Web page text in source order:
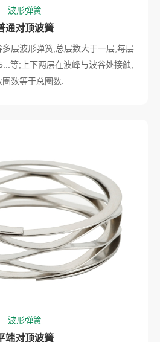
波形弹簧
通对顶波簧
层波形弹簧,总层数大于一层,每层
等;上下两层在波峰与波谷处接触,
圈数等于总圈数.
波形弹簧
端对顶波簧